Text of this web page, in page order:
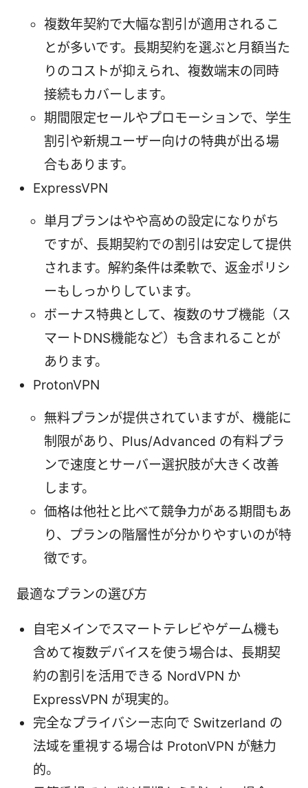
複数年契約で大幅な割引が適用されるこ
とが多いです。長期契約を選ぶと月額当た
りのコストが抑えられ、複数端末の同時
接続もカバーします。
期間限定セールやプロモーションで、学生
割引や新規ユーザー向けの特典が出る場
合もあります。
ExpressVPN
単月プランはやや高めの設定になりがち
ですが、長期契約での割引は安定して提供
されます。解約条件は柔軟で、返金ポリシ
ーもしっかりしています。
ボーナス特典として、複数のサブ機能（ス
マートDNS機能など）も含まれることが
あります。
ProtonVPN
無料プランが提供されていますが、機能に
制限があり、Plus/Advanced の有料プラ
ンで速度とサーバー選択肢が大きく改善
します。
価格は他社と比べて競争力がある期間もあ
り、プランの階層性が分かりやすいのが特
徴です。
最適なプランの選び方
自宅メインでスマートテレビやゲーム機も
含めて複数デバイスを使う場合は、長期契
約の割引を活用できる NordVPN か
ExpressVPN が現実的。
完全なプライバシー志向で Switzerland の
法域を重視する場合は ProtonVPN が魅力
的。